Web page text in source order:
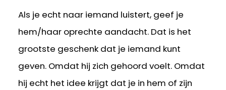
Als je echt naar iemand luistert, geef je
hem/haar oprechte aandacht. Dat is het
grootste geschenk dat je iemand kunt
geven. Omdat hij zich gehoord voelt. Omdat
hij echt het idee krijgt dat je in hem of zijn